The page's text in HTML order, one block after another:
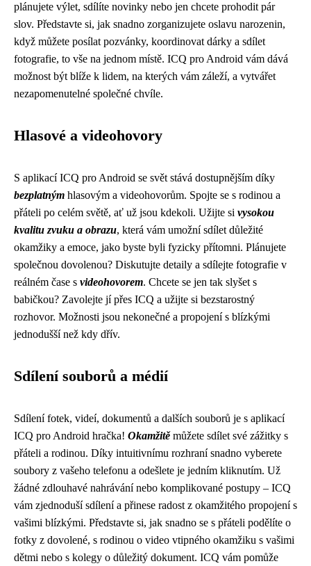
plánujete výlet, sdílíte novinky nebo jen chcete prohodit pár
slov. Představte si, jak snadno zorganizujete oslavu narozenin,
když můžete posílat pozvánky, koordinovat dárky a sdílet
fotografie, to vše na jednom místě. ICQ pro Android vám dává
možnost být blíže k lidem, na kterých vám záleží, a vytvářet
nezapomenutelné společné chvíle.
Hlasové a videohovory
S aplikací ICQ pro Android se svět stává dostupnějším díky
bezplatným hlasovým a videohovorům. Spojte se s rodinou a
přáteli po celém světě, ať už jsou kdekoli. Užijte si vysokou
kvalitu zvuku a obrazu, která vám umožní sdílet důležité
okamžiky a emoce, jako byste byli fyzicky přítomni. Plánujete
společnou dovolenou? Diskutujte detaily a sdílejte fotografie v
reálném čase s videohovorem. Chcete se jen tak slyšet s
babičkou? Zavolejte jí přes ICQ a užijte si bezstarostný
rozhovor. Možnosti jsou nekonečné a propojení s blízkými
jednodušší než kdy dřív.
Sdílení souborů a médií
Sdílení fotek, videí, dokumentů a dalších souborů je s aplikací
ICQ pro Android hračka! Okamžitěmůžete sdílet své zážitky s
přáteli a rodinou. Díky intuitivnímu rozhraní snadno vyberete
soubory z vašeho telefonu a odešlete je jedním kliknutím. Už
žádné zdlouhavé nahrávání nebo komplikované postupy – ICQ
vám zjednoduší sdílení a přinese radost z okamžitého propojení s
vašimi blízkými. Představte si, jak snadno se s přáteli podělíte o
fotky z dovolené, s rodinou o video vtipného okamžiku s vašimi
dětmi nebo s kolegy o důležitý dokument. ICQ vám pomůže